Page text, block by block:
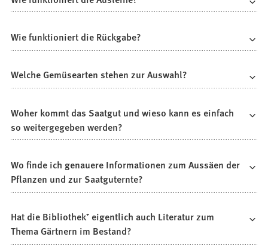
Wie funktioniert die Rückgabe?
Welche Gemüsearten stehen zur Auswahl?
Woher kommt das Saatgut und wieso kann es einfach
so weitergegeben werden?
Wo finde ich genauere Informationen zum Aussäen der
Pflanzen und zur Saatguternte?
Hat die Bibliothek⁺ eigentlich auch Literatur zum
Thema Gärtnern im Bestand?